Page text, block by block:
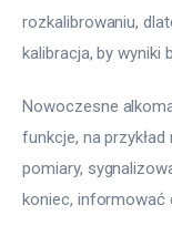
rozkalibrowaniu,
kalibracja, by wyniki
Nowoczesne
funkcje, na
pomiary,
koniec, informować